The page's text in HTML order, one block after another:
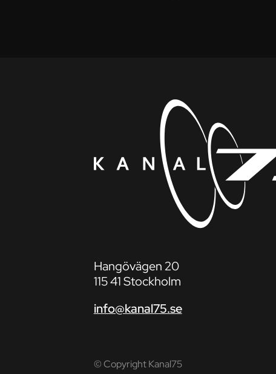
Hangövägen 20
115 41 Stockholm
info@kanal75.se
© Copyright Kanal75